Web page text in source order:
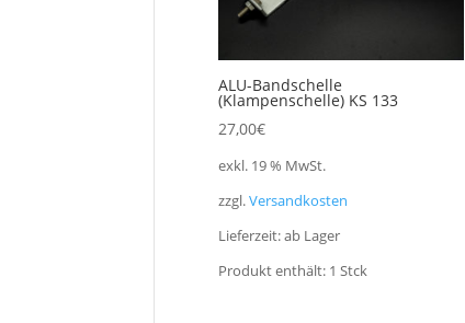
ALU-Bandschelle
(Klampenschelle) KS 133
27,00€
exkl. 19 % MwSt.
zzgl.Versandkosten
Lieferzeit:ab Lager
Produkt enthält: 1 Stck